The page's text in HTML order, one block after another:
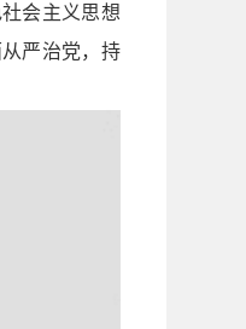
会主义思想
严治党，持